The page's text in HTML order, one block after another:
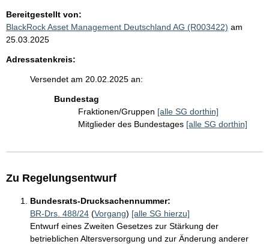
Bereitgestellt von:
BlackRock Asset Management Deutschland AG (R003422) am
25.03.2025
Adressatenkreis:
Versendet am 20.02.2025 an:
Bundestag
Fraktionen/Gruppen [alle SG dorthin]
Mitglieder des Bundestages [alle SG dorthin]
Zu Regelungsentwurf
Bundesrats-Drucksachennummer:
BR-Drs. 488/24 (Vorgang) [alle SG hierzu]
Entwurf eines Zweiten Gesetzes zur Stärkung der
betrieblichen Altersversorgung und zur Änderung anderer